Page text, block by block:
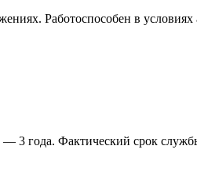
Работоспособен в
3 года. Фактический срок